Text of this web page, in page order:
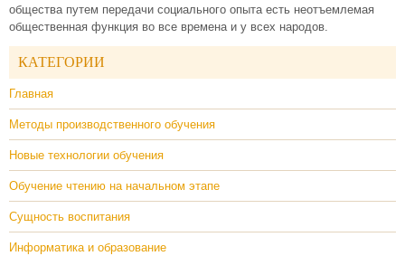
общества путем передачи социального опыта есть неотъемлемая
общественная функция во все времена и у всех народов.
КАТЕГОРИИ
Главная
Методы производственного обучения
Новые технологии обучения
Обучение чтению на начальном этапе
Сущность воспитания
Информатика и образование